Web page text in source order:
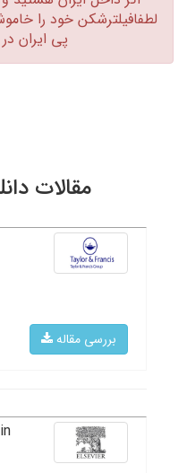
لطفافیلترشکن خود را خاموش
پی ایران در
مقالات
بررسی مقاله
in